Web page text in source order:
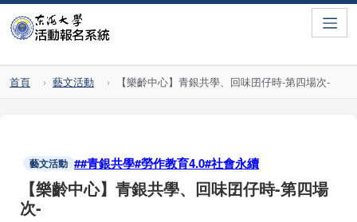
首頁 藝文活動 【樂齡中心】青銀共學、回味囝仔時-第四場次-
藝文活動 ##青銀共學#勞作教育4.0#社會永續
【樂齡中心】青銀共學、回味囝仔時-第四場
次-